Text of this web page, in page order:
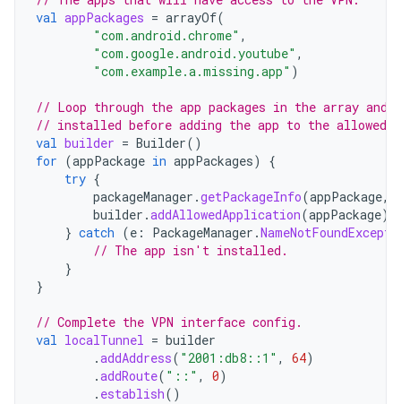
val appPackages = arrayOf(
"com.android.chrome" ,
"com.google.android.youtube" ,
"com.example.a.missing.app" )
// Loop through the app packages in the array
// installed before adding the app to the
val builder = Builder()
for (appPackage in appPackages)
{
try {
packageManager .getPackageInfo(appPackage,
builder .addAllowedApplication(appPackage)
} catch (e : PackageManager .
// The app isn't installed.
}
}
// Complete the VPN interface config.
val localTunnel = builder
.addAddress( "2001:db8::1" , 64)
.addRoute( "::" , 0)
. establish()